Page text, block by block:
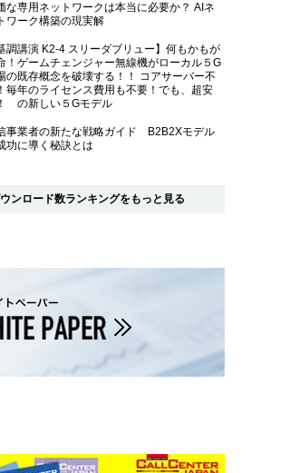
な専用ネットワークは本当に必要か？ AIネ
ワーク構築の現実解
調講演 K2-4 スリーダブリュー】何もかもが
！ゲームチェンジャー無線機がローカル５G
の既存概念を破壊する！！ コアサーバー不
毎年のライセンス費用も不要！でも、超安
の新しい５Gモデル
事業者の新たな戦略ガイド B2B2Xモデル
功に導く秘訣とは
ンロード数ランキングをもっと見る